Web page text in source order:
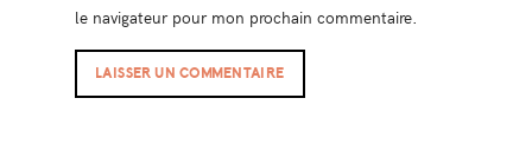
le navigateur pour mon prochain commentaire.